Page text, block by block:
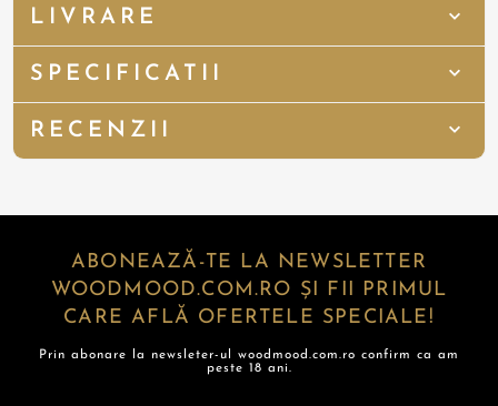
LIVRARE
SPECIFICATII
RECENZII
ABONEAZĂ-TE LA NEWSLETTER
WOODMOOD.COM.RO ȘI FII PRIMUL
CARE AFLĂ OFERTELE SPECIALE!
Prin abonare la newsleter-ul woodmood.com.ro confirm ca am
peste 18 ani.